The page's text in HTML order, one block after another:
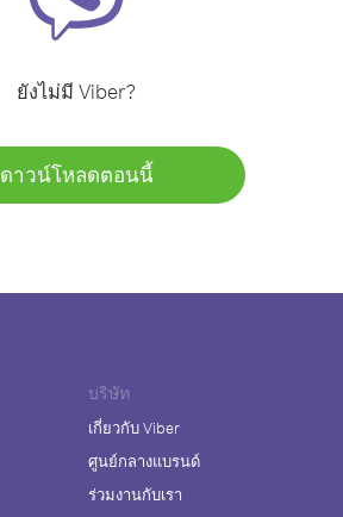
ยังไม่มี Viber?
ดาวน์โหลดตอนนี้
บริษัท
เกี่ยวกับ Viber
ศูนย์กลางแบรนด์
ร่วมงานกับเรา